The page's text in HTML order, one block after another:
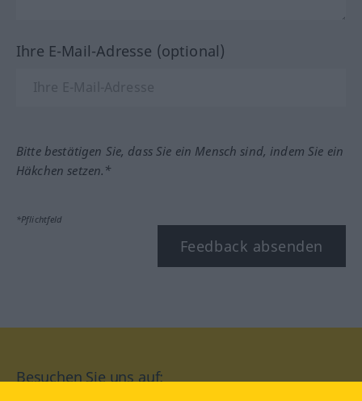
Ihre E-Mail-Adresse (optional)
Bitte bestätigen Sie, dass Sie ein Mensch sind, indem Sie ein
Häkchen setzen.*
*Pflichtfeld
Feedback absenden
Besuchen Sie uns auf: